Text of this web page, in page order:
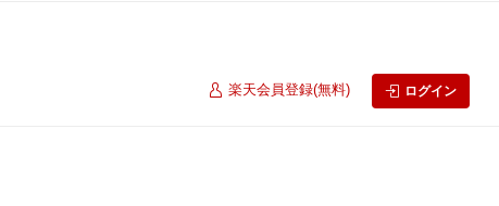
楽天会員登録(無料) ログイン